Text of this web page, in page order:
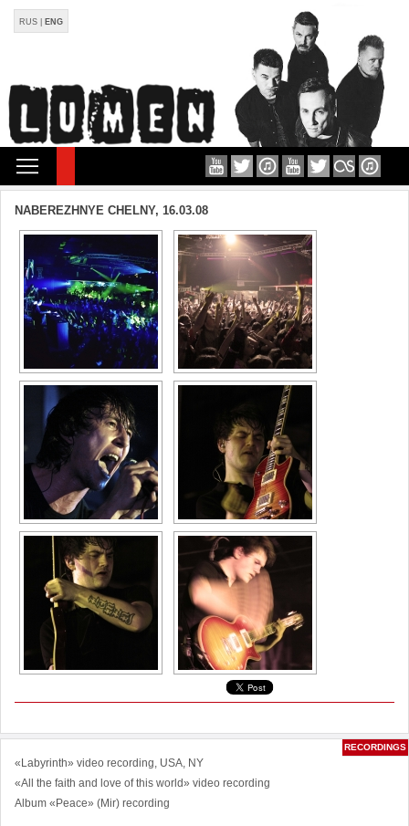
RUS ENG
NABEREZHNYE CHELNY, 16.03.08
RECORDINGS
«Labyrinth» video recording, USA, NY
«All the faith and love of this world» video recording
Album «Peace» (Mir) recording